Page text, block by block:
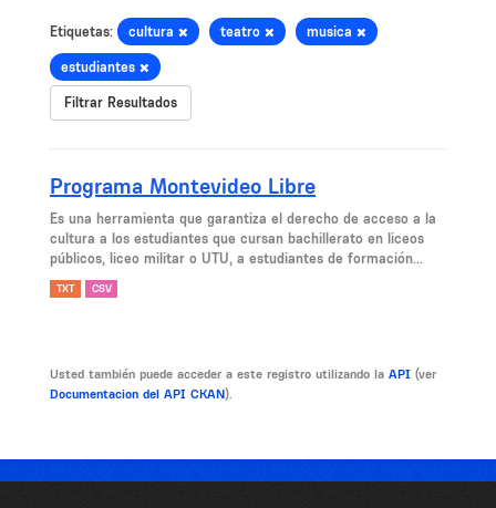
Etiquetas: cultura teatro musica
estudiantes
Filtrar Resultados
Programa Montevideo Libre
Es una herramienta que garantiza el derecho de acceso a la
cultura a los estudiantes que cursan bachillerato en liceos
públicos, liceo militar o UTU, a estudiantes de formación...
TXT CSV
Usted también puede acceder a este registro utilizando la API (ver
Documentacion del API CKAN).